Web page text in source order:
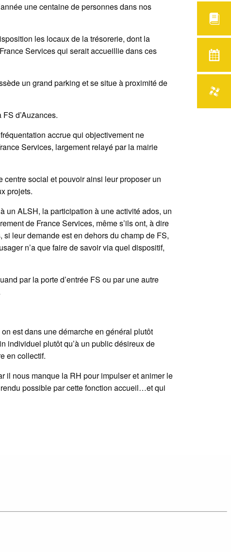
une centaine de personnes dans nos
les locaux de la trésorerie, dont la
Services qui serait accueillie dans ces
un grand parking et se situe à proximité de
d’Auzances.
accrue qui objectivement ne
Services, largement relayé par la mairie
social et pouvoir ainsi leur proposer un
projets.
un ALSH, la participation à une activité ados, un
de France Services, même s’ils ont, à dire
leur demande est en dehors du champ de FS,
n’a que faire de savoir via quel dispositif,
par la porte d’entrée FS ou par une autre
est dans une démarche en général plutôt
individuel plutôt qu’à un public désireux de
en collectif.
il nous manque la RH pour impulser et animer le
possible par cette fonction accueil…et qui